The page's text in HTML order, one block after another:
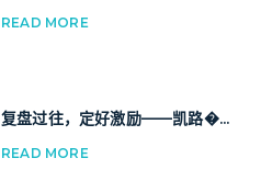
READ MORE
复盘过往，定好激励——凯路�...
READ MORE